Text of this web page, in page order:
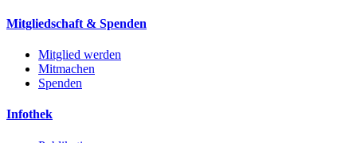
Mitgliedschaft & Spenden
Mitglied werden
Mitmachen
Spenden
Infothek